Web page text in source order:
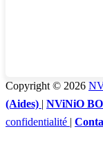
Copyright © 2026
(Aides) | NViNiO
confidentialité |